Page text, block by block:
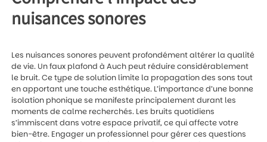
nuisances sonores
Les nuisances sonores peuvent profondément altérer la qualité
de vie. Unfaux plafond à Auch peut réduire considérablement
le bruit. Ce type de solution limite la propagation des sons tout
en apportant une touche esthétique. L’importance d’une bonne
isolation phonique se manifeste principalement durant les
moments de calme recherchés. Les bruits quotidiens
s’immiscent dans votre espace privatif, ce qui affecte votre
bien-être. Engager un professionnel pour gérer ces questions